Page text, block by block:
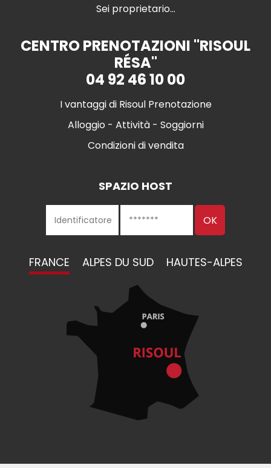
Sei proprietario...
CENTRO PRENOTAZIONI "RISOUL
RÉSA"
04 92 46 10 00
I vantaggi di Risoul Prenotazione
Alloggio - Attività - Soggiorni
Condizioni di vendita
SPAZIO HOST
FRANCE ALPES DU SUD HAUTES-ALPES